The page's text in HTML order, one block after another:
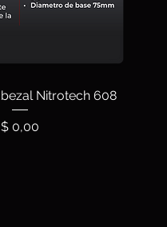
Nitrotech 608
Precio
$ 0,00